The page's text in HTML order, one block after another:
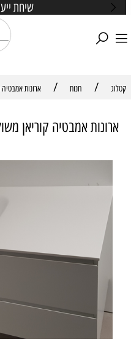
שיחת
קטלוג / חנות / ארונות
ארונות אמבטיה קוריאן